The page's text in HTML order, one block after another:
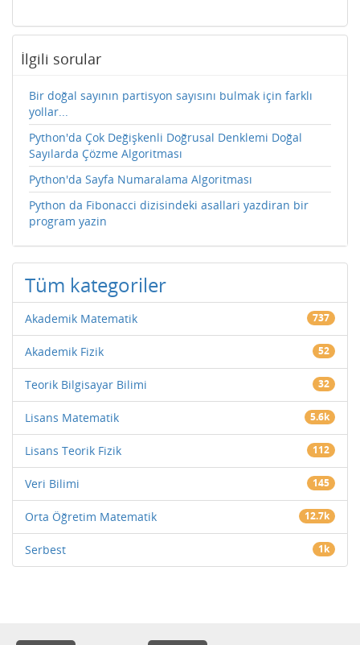
İlgili sorular
Bir doğal sayının partisyon sayısını bulmak için farklı
yollar...
Python'da Çok Değişkenli Doğrusal Denklemi Doğal
Sayılarda Çözme Algoritması
Python'da Sayfa Numaralama Algoritması
Python da Fibonacci dizisindeki asallari yazdiran bir
program yazin
Tüm kategoriler
Akademik Matematik 737
Akademik Fizik 52
Teorik Bilgisayar Bilimi 32
Lisans Matematik 5.6k
Lisans Teorik Fizik 112
Veri Bilimi 145
Orta Öğretim Matematik 12.7k
Serbest 1k